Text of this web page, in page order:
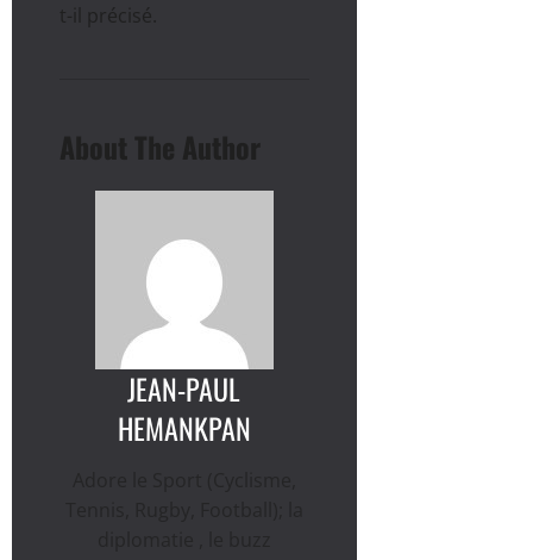
t-il précisé.
About The Author
JEAN-PAUL
HEMANKPAN